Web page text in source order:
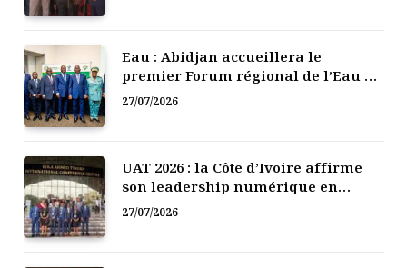
Eau : Abidjan accueillera le
premier Forum régional de l’Eau de
l’Afrique de l’Ouest
27/07/2026
UAT 2026 : la Côte d’Ivoire affirme
son leadership numérique en
Afrique
27/07/2026